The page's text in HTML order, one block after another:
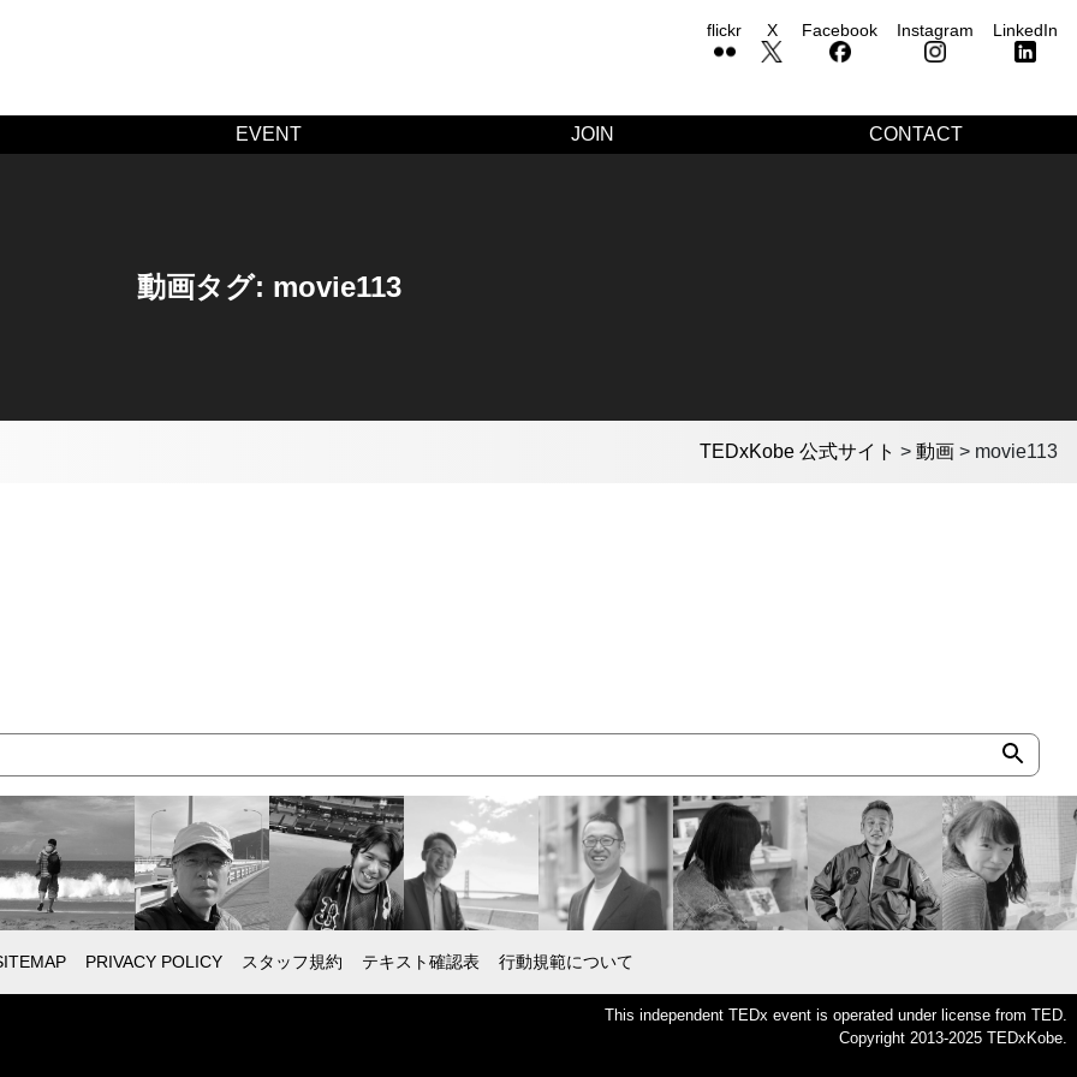
EVENT JOIN CONTACT
flickr X Facebook Instagram LinkedIn
動画タグ: movie113
TEDxKobe 公式サイト > 動画 > movie113
PRIVACY POLICY スタッフ規約 テキスト確認表 行動規範について
This independent TEDx event is operated under license from TED.
Copyright 2013-2025 TEDxKobe.